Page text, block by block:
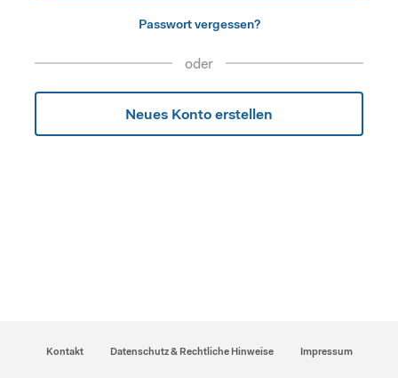
Passwort vergessen?
oder
Neues Konto erstellen
Kontakt Datenschutz & Rechtliche Hinweise Impressum